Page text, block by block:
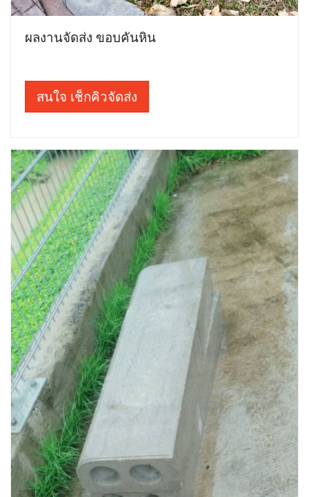
ผลงานจัดส่ง ขอบคันหิน
สนใจ เช็กคิวจัดส่ง